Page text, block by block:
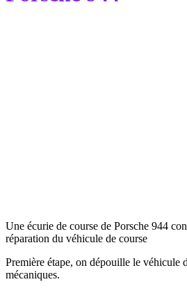
Une écurie de course de Porsche 944
réparation du véhicule de course
Première étape, on dépouille le véhicule
mécaniques.